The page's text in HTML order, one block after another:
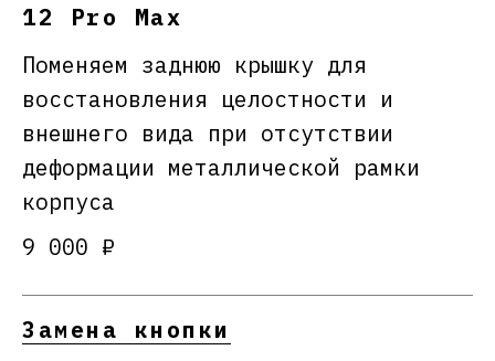
12 Pro Max
Поменяем заднюю крышку для
восстановления целостности и
внешнего вида при отсутствии
деформации металлической рамки
корпуса
9 000 ₽
Замена кнопки